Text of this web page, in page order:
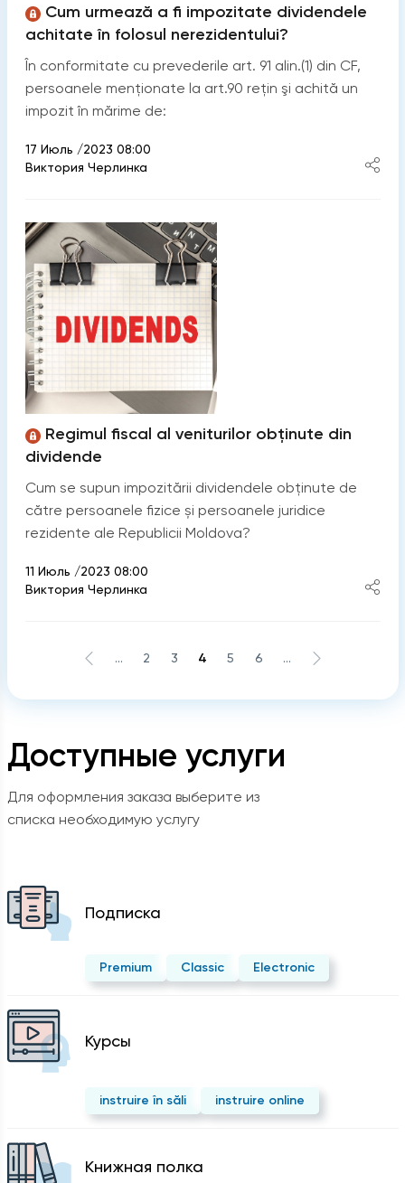
Доступные услуги
Для оформления заказа выберите из
списка необходимую услугу
Подписка
Premium Classic Electronic
Курсы
instruire în săli instruire online
Kнижная полка
Cum urmează a fi impozitate dividendele
achitate în folosul nerezidentului?
În conformitate cu prevederile art. 91 alin.(1) din CF,
persoanele menționate la art.90 rețin şi achită un
impozit în mărime de:
17 Июль /2023 08:00
Виктория Черлинка
Regimul fiscal al veniturilor obținute din
dividende
Cum se supun impozitării dividendele obținute de
către persoanele fizice și persoanele juridice
rezidente ale Republicii Moldova?
11 Июль /2023 08:00
Виктория Черлинка
... 2 3 4 5 6 ...